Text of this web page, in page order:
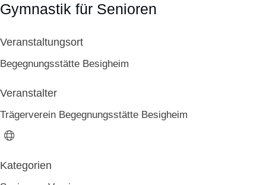
Gymnastik für Senioren
Veranstaltungsort
Begegnungsstätte Besigheim
Veranstalter
Trägerverein Begegnungsstätte Besigheim